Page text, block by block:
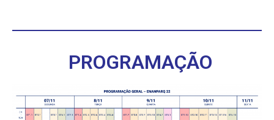
PROGRAMAÇÃO